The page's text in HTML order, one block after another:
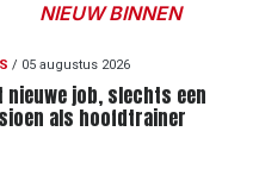
NIEUW BINNEN
/ 05 augustus 2026
nieuwe job, slechts een
als hoofdtrainer